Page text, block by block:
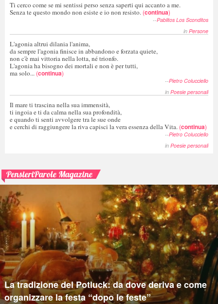
Ti cerco come se mi sentissi perso senza saperti qui accanto a me.
Senza te questo mondo non esiste e io non resisto. (continua)
--Pablitos Los Sconditos
in Persone
L'agonia altrui dilania l'anima,
da sempre l'agonia finisce in abbandono e forzata quiete,
non c'è mai vittoria nella lotta, né trionfo.
L'agonia ha bisogno dei mortali e non è per tutti,
ma solo... (continua)
--Pietro Colucciello
in Poesie personali
Il mare ti trascina nella sua immensità,
ti ingoia e ti da calma nella sua profondità,
e quando ti senti avvolgere tra le sue onde
e cerchi di raggiungere la riva capisci la vera essenza della Vita. (continua)
--Pietro Colucciello
in Poesie personali
PensieriParole Magazine
La tradizione del Potluck: da dove deriva e come
organizzare la festa “dopo le feste”